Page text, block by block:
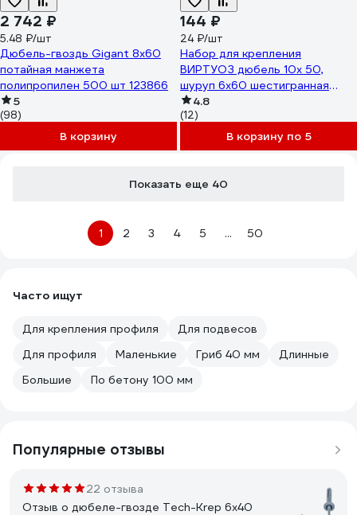
2 742 ₽
5.48 ₽/шт
Дюбель-гвоздь Gigant 8x60
потайная манжета
полипропилен 500 шт 123866
5
(98)
В корзину
144 ₽
24 ₽/шт
Набор для крепления
ВИРТУОЗ дюбель 10х 50,
шуруп 6х60 шестигранная
головка, 6 шт. 22110
4.8
(12)
В корзину по 5
Показать еще 40
1 2 3 4 5 ... 50
Часто ищут
Для крепления профиля
Для подвесов
Для профиля
Маленькие Гриб 40 мм
Длинные
Большие
По бетону 100 мм
Популярные отзывы
22 отзыва
Отзыв о дюбеле-гвозде Tech-Krep 6х40